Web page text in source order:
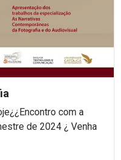
de 2024 ¿ Venha